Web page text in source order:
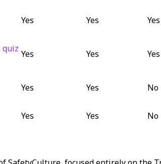
Yes Yes Yes
quiz Yes Yes Yes
Yes Yes No
Yes Yes No